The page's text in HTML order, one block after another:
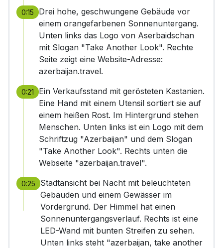
0:15
Drei hohe, geschwungene Gebäude vor
einem orangefarbenen Sonnenuntergang.
Unten links das Logo von Aserbaidschan
mit Slogan "Take Another Look". Rechte
Seite zeigt eine Website-Adresse:
azerbaijan.travel.
0:21
Ein Verkaufsstand mit gerösteten Kastanien.
Eine Hand mit einem Utensil sortiert sie auf
einem heißen Rost. Im Hintergrund stehen
Menschen. Unten links ist ein Logo mit dem
Schriftzug "Azerbaijan" und dem Slogan
"Take Another Look". Rechts unten die
Webseite "azerbaijan.travel".
0:25
Stadtansicht bei Nacht mit beleuchteten
Gebäuden und einem Gewässer im
Vordergrund. Der Himmel hat einen
Sonnenuntergangsverlauf. Rechts ist eine
LED-Wand mit bunten Streifen zu sehen.
Unten links steht "azerbaijan, take another